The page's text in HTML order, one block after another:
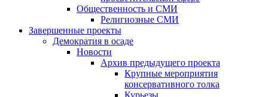
Общественность и СМИ
Религиозные СМИ
Завершенные проекты
Демократия в осаде
Новости
Архив предыдущего проекта
Крупные мероприятия
консервативного толка